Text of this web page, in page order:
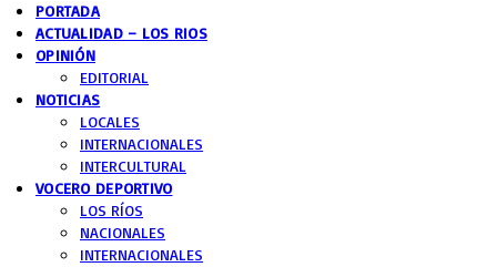
PORTADA
ACTUALIDAD – LOS RIOS
OPINIÓN
EDITORIAL
NOTICIAS
LOCALES
INTERNACIONALES
INTERCULTURAL
VOCERO DEPORTIVO
LOS RÍOS
NACIONALES
INTERNACIONALES